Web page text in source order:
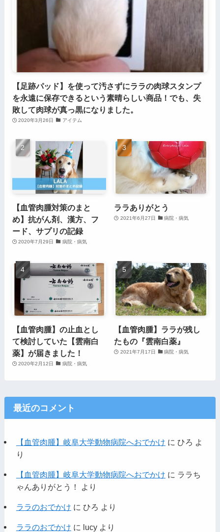
【足跡パッド】を使って汚さずにララの肉球スタンプ
を永遠に保存できるという素晴らしい商品！でも、失
敗して肉球が真っ黒になりました。
2020年3月26日 アイテム
【血管肉腫対策のまと
め】抗がん剤、漢方、フ
ード、サプリの記録
2020年7月29日 病院・病気
ララありがとう
2021年6月27日 病院・病気
【血管肉腫】の止血とし
て検討していた【雲南白
薬】が届きました！
2020年2月12日 病院・病気
【血管肉腫】ララが残し
たもの『雲南白薬』
2021年7月17日 病院・病気
最近のコメント
【血管肉腫】岐阜大学動物病院へおでかけ に ひろ よ
り
【血管肉腫】岐阜大学動物病院へおでかけ に ララち
ゃんありがとう！
より
ララのおでかけ に ひろ より
ララのおでかけ に lucyより